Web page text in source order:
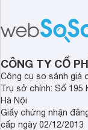
CÔNG TY CỔ
Công cụ so sánh giá
Trụ sở chính: Số 195
Hà Nội
Giấy chứng nhận
cấp ngày 02/12/2013